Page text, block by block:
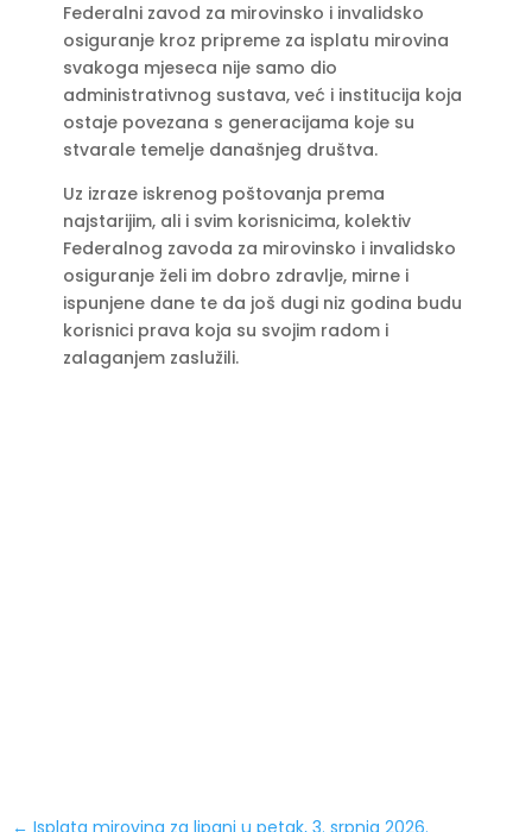
Federalni zavod za mirovinsko i invalidsko
osiguranje kroz pripreme za isplatu mirovina
svakoga mjeseca nije samo dio
administrativnog sustava, već i institucija koja
ostaje povezana s generacijama koje su
stvarale temelje današnjeg društva.
Uz izraze iskrenog poštovanja prema
najstarijim, ali i svim korisnicima, kolektiv
Federalnog zavoda za mirovinsko i invalidsko
osiguranje želi im dobro zdravlje, mirne i
ispunjene dane te da još dugi niz godina budu
korisnici prava koja su svojim radom i
zalaganjem zaslužili.